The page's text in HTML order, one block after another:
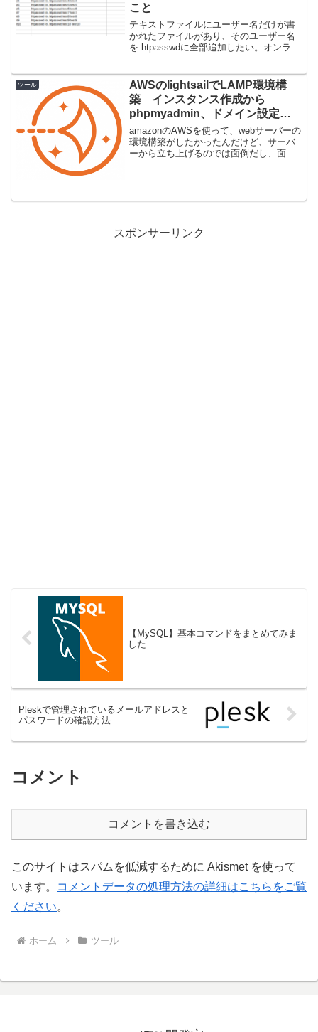
こと
テキストファイルにユーザー名だけが書
かれたファイルがあり、そのユーザー名
を.htpasswdに全部追加したい。オンライ
ーがいっぱいあったのでそれだと面倒く
さい。そこで一...
ツール
AWSのlightsailでLAMP環境構
築 インスタンス作成から
phpmyadmin、ドメイン設定ま
で一連の流れ
amazonのAWSを使って、webサーバーの
環境構築がしたかったんだけど、サーバ
ーから立ち上げるのでは面倒だし、面倒
す...
スポンサーリンク
【MySQL】基本コマンドをまとめてみま
した
Pleskで管理されているメールアドレスと
パスワードの確認方法
コメント
コメントを書き込む
このサイトはスパムを低減するために Akismet を使って
います。
コメントデータの処理方法の詳細はこちらをご覧
ください。
ホーム ツール